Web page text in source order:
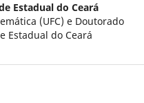
Estadual do Ceará
(UFC) e Doutorado
Estadual do Ceará